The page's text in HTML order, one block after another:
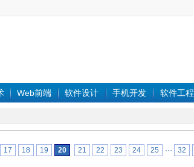
Web前端 软件设计 手机开发 软件工程
17 18 19 20 21 22 23 24 25 ··· 32